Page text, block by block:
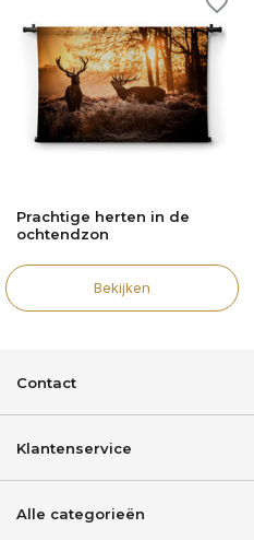
Prachtige herten in de
ochtendzon
Bekijken
Contact
Klantenservice
Alle categorieën